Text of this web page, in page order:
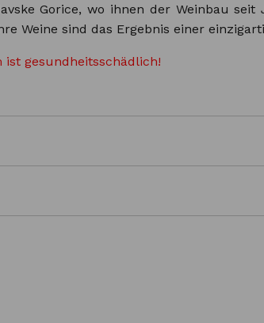
Gorice, wo ihnen der Weinbau
Weine sind das Ergebnis einer
gesundheitsschädlich!